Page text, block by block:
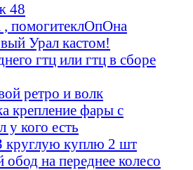
48
, помогитеклОпОна
Урал кастом!
гтц или гтц в сборе
ретро и волк
крепление фары с
у кого есть
куплю 2 шт
на переднее колесо